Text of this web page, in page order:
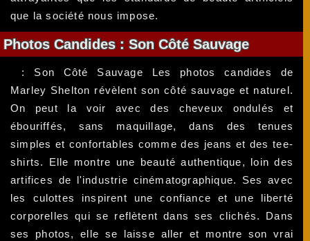
que la société nous impose.
Photos Candides : Son Côté Sauvage
: Son Côté Sauvage Les photos candides de
Marley Shelton révèlent son côté sauvage et naturel.
On peut la voir avec des cheveux ondulés et
ébouriffés, sans maquillage, dans des tenues
simples et confortables comme des jeans et des tee-
shirts. Elle montre une beauté authentique, loin des
artifices de l'industrie cinématographique. Ses avec
les culottes inspirent une confiance et une liberté
corporelles qui se reflètent dans ses clichés. Dans
ses photos, elle se laisse aller et montre son vrai